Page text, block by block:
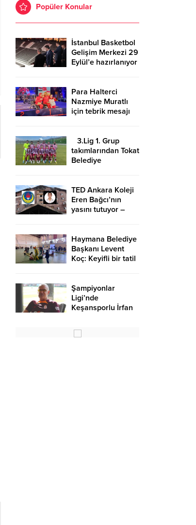
Popüler Konular
İstanbul Basketbol
Gelişim Merkezi 29
Eylül’e hazırlanıyor
Para Halterci
Nazmiye Muratlı
için tebrik mesajı
3.Lig 1. Grup
takımlarından Tokat
Belediye
evinde ağırlayacak
TED Ankara Koleji
Eren Bağcı’nın
yasını tutuyor –
Haymana Belediye
Başkanı Levent
Koç: Keyifli bir tatil
Şampiyonlar
Ligi’nde
Keşansporlu İrfan
gururlandırdı